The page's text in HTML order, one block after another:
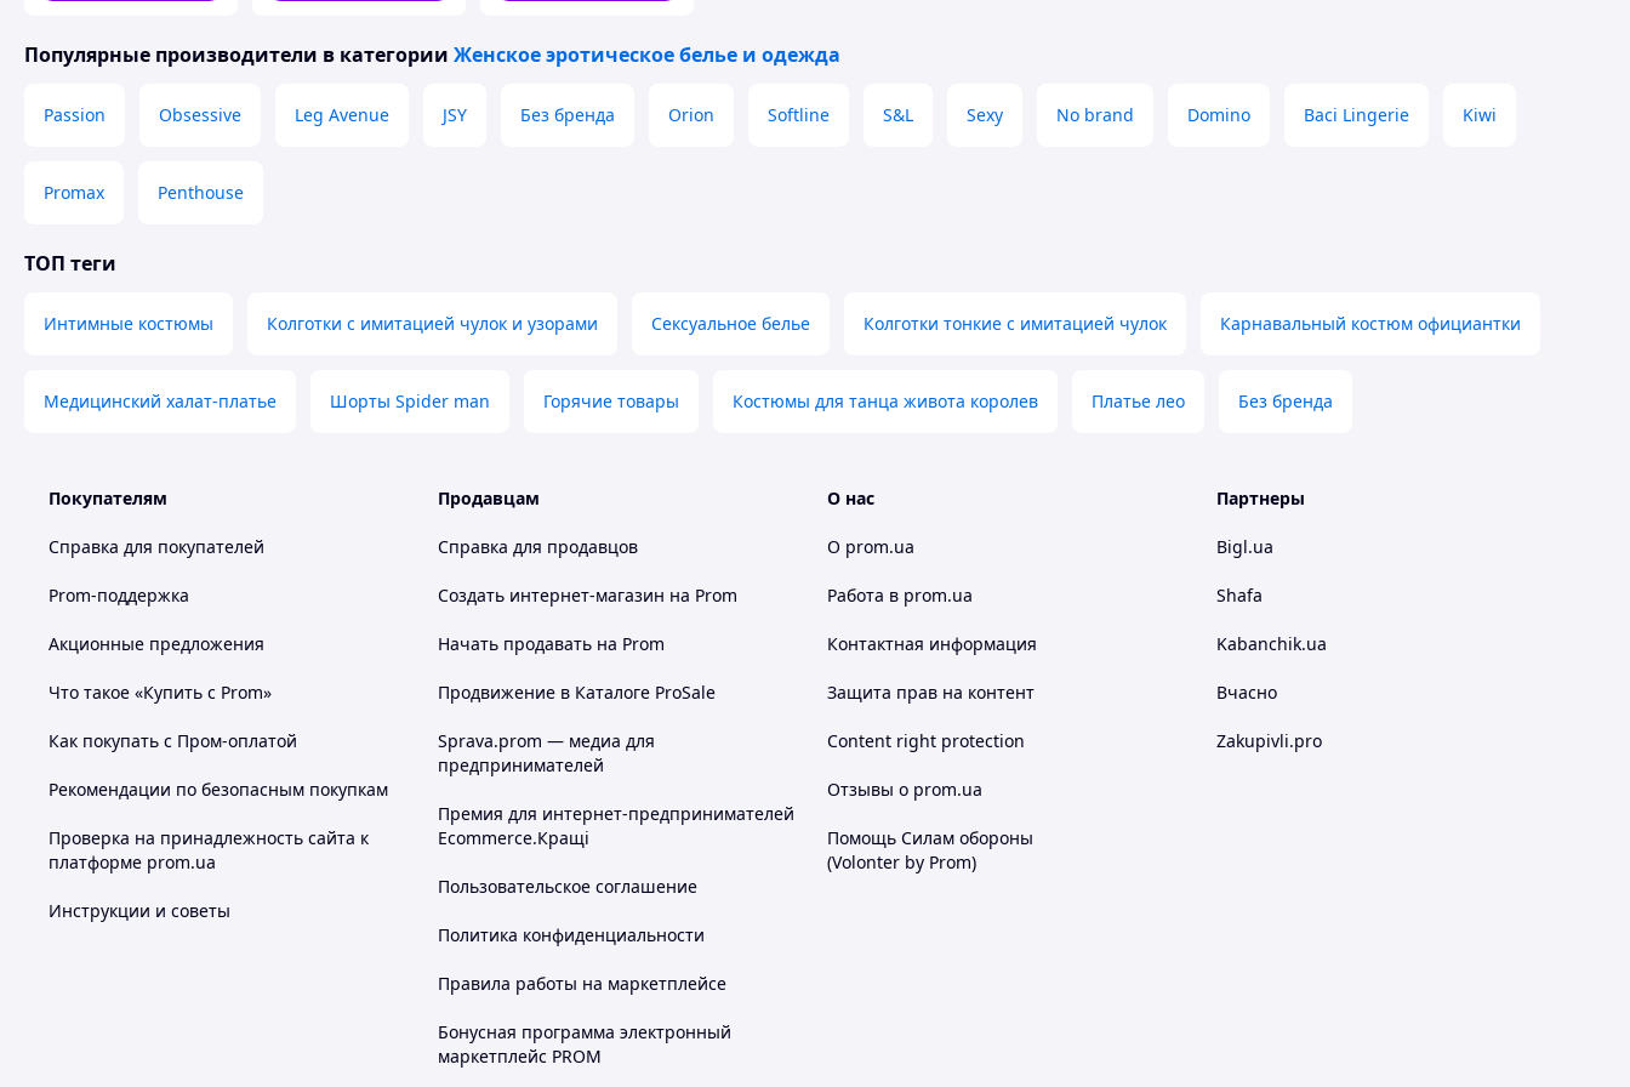
Популярные производители в категории Женское эротическое белье и одежда
Passion Obsessive Leg Avenue JSY Без бренда Orion Softline S&L Sexy No brand Domino Baci Lingerie Kiwi
Promax Penthouse
ТОП теги
Интимные костюмы Колготки с имитацией чулок и узорами Сексуальное белье Колготки тонкие с имитацией чулок Карнавальный костюм официантки
Медицинский халат-платье Шорты Spider man Горячие товары Костюмы для танца живота королев Платье лео Без бренда
Покупателям
Справка для покупателей
Prom-поддержка
Акционные предложения
Что такое «Купить с Prom»
Как покупать с Пром-оплатой
Рекомендации по безопасным покупкам
Проверка на принадлежность сайта к
платформе prom.ua
Инструкции и советы
Продавцам
Справка для продавцов
Создать интернет-магазин на Prom
Начать продавать на Prom
Продвижение в Каталоге ProSale
Sprava.prom — медиа для
предпринимателей
Премия для интернет-предпринимателей
Ecommerce.Кращі
Пользовательское соглашение
Политика конфиденциальности
Правила работы на маркетплейсе
Бонусная программа электронный
маркетплейс PROM
О нас
О prom.ua
Работа в prom.ua
Контактная информация
Защита прав на контент
Content right protection
Отзывы о prom.ua
Помощь Силам обороны
(Volonter by Prom)
Партнеры
Bigl.ua
Shafa
Kabanchik.ua
Вчасно
Zakupivli.pro